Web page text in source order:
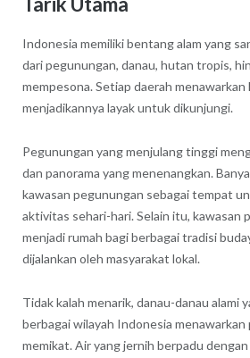
Indonesia memiliki bentang alam yang
dari pegunungan, danau, hutan tropis,
mempesona. Setiap daerah
menjadikannya layak untuk dikunjungi.
Pegunungan yang menjulang tinggi
dan panorama yang menenangkan.
kawasan pegunungan sebagai tempat
aktivitas sehari-hari. Selain itu, kawasan
menjadi rumah bagi berbagai tradisi
dijalankan oleh masyarakat lokal.
Tidak kalah menarik, danau-danau alami
berbagai wilayah Indonesia menawarkan
memikat. Air yang jernih berpadu